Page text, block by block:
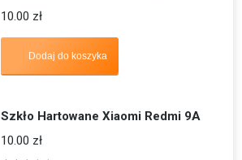
10.00 zł
Dodaj do koszyka
Szkło Hartowane Xiaomi Redmi 9A
10.00 zł